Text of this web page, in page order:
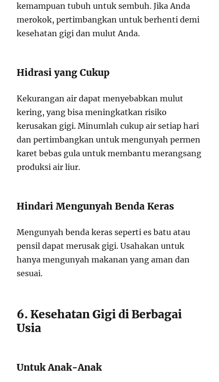
kemampuan tubuh untuk sembuh. Jika Anda
merokok, pertimbangkan untuk berhenti demi
kesehatan gigi dan mulut Anda.
Hidrasi yang Cukup
Kekurangan air dapat menyebabkan mulut
kering, yang bisa meningkatkan risiko
kerusakan gigi. Minumlah cukup air setiap hari
dan pertimbangkan untuk mengunyah permen
karet bebas gula untuk membantu merangsang
produksi air liur.
Hindari Mengunyah Benda Keras
Mengunyah benda keras seperti es batu atau
pensil dapat merusak gigi. Usahakan untuk
hanya mengunyah makanan yang aman dan
sesuai.
6. Kesehatan Gigi di Berbagai
Usia
Untuk Anak-Anak